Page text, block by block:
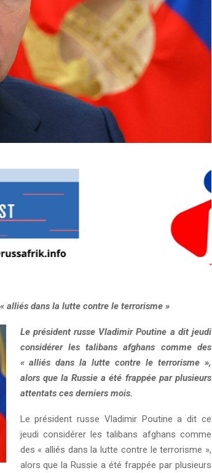
alliés dans la lutte contre le terrorisme »
Le président russe Vladimir Poutine a dit jeudi
considérer les talibans afghans comme des
« alliés dans la lutte contre le terrorisme »,
alors que la Russie a été frappée par plusieurs
attentats ces derniers mois.
Le président russe Vladimir Poutine a dit ce
jeudi considérer les talibans afghans comme
des « alliés dans la lutte contre le terrorisme »,
alors que la Russie a été frappée par plusieurs